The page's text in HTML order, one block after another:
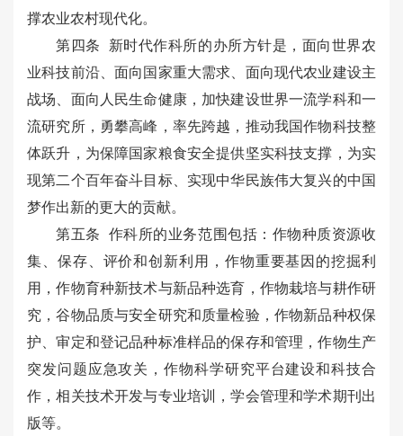
撑农业农村现代化。
第四条 新时代作科所的办所方针是，面向世界农
业科技前沿、面向国家重大需求、面向现代农业建设主
战场、面向人民生命健康，加快建设世界一流学科和一
流研究所，勇攀高峰，率先跨越，推动我国作物科技整
体跃升，为保障国家粮食安全提供坚实科技支撑，为实
现第二个百年奋斗目标、实现中华民族伟大复兴的中国
梦作出新的更大的贡献。
第五条 作科所的业务范围包括：作物种质资源收
集、保存、评价和创新利用，作物重要基因的挖掘利
用，作物育种新技术与新品种选育，作物栽培与耕作研
究，谷物品质与安全研究和质量检验，作物新品种权保
护、审定和登记品种标准样品的保存和管理，作物生产
突发问题应急攻关，作物科学研究平台建设和科技合
作，相关技术开发与专业培训，学会管理和学术期刊出
版等。